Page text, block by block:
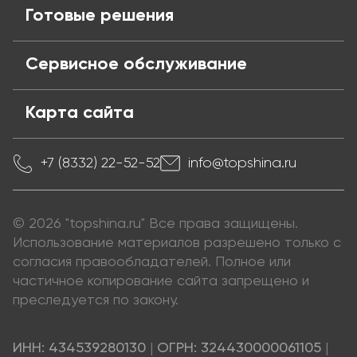
Готовые решения
Сервисное обслуживание
Карта сайта
+7 (8332) 22-52-52 info@topshina.ru
© 2026 "topshina.ru" Все права защищены.
Использование материалов разрешено только с
согласия правообладателей. Полное или
частичное копирование сайта запрещено и
преследуется по закону.
ИНН: 434539280130 ОГРН: 324430000061105